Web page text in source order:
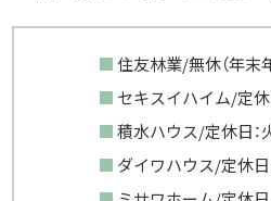
住友林業/無休（年末
セキスイハイム/定休
積水ハウス/定休日：
ダイワハウス/定休日